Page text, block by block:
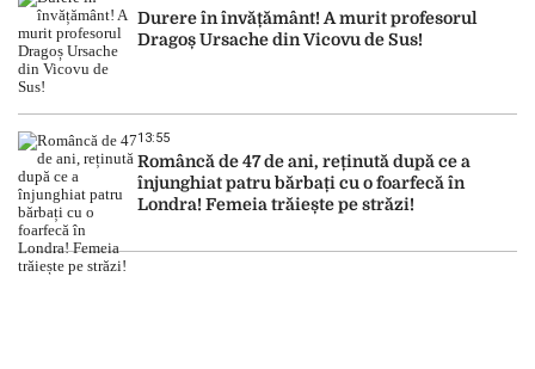
Durere în învățământ! A murit profesorul
Dragoș Ursache din Vicovu de Sus!
13:55
Româncă de 47 de ani, reținută după ce a
înjunghiat patru bărbați cu o foarfecă în
Londra! Femeia trăiește pe străzi!